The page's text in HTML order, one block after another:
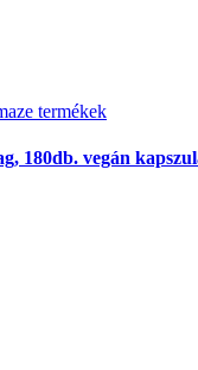
termékek
180db. vegán